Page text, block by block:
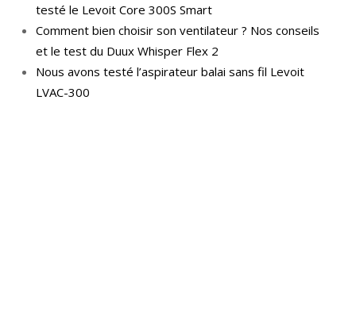
testé le Levoit Core 300S Smart
Comment bien choisir son ventilateur ? Nos conseils
et le test du Duux Whisper Flex 2
Nous avons testé l’aspirateur balai sans fil Levoit
LVAC-300